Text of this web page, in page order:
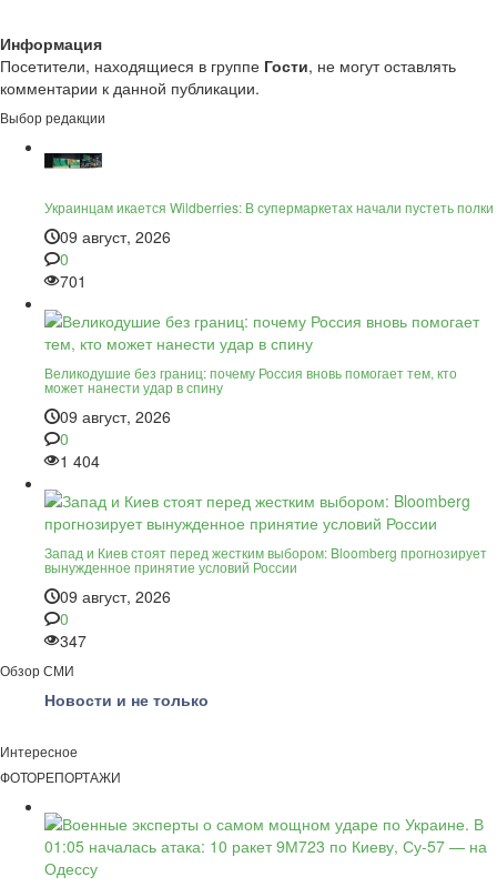
Информация
Посетители, находящиеся в группе Гости, не могут оставлять
комментарии к данной публикации.
Выбор редакции
Украинцам икается Wildberries: В супермаркетах начали пустеть полки
09 август, 2026
0
701
Великодушие без границ: почему Россия вновь помогает тем, кто
может нанести удар в спину
09 август, 2026
0
1 404
Запад и Киев стоят перед жестким выбором: Bloomberg прогнозирует
вынужденное принятие условий России
09 август, 2026
0
347
Обзор СМИ
Новости и не только
Интересное
ФОТОРЕПОРТАЖИ